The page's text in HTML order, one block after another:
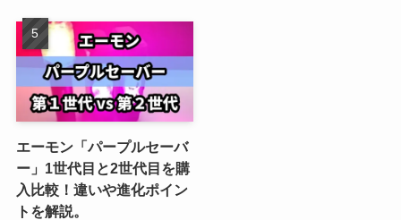
エーモン「パープルセーバ
ー」1世代目と2世代目を購
入比較！違いや進化ポイン
トを解説。